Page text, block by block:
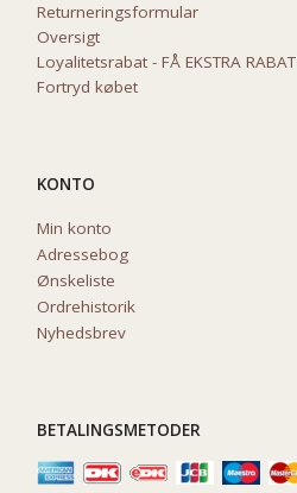
Returneringsformular
Oversigt
Loyalitetsrabat - FÅ EKSTRA RABAT
Fortryd købet
KONTO
Min konto
Adressebog
Ønskeliste
Ordrehistorik
Nyhedsbrev
BETALINGSMETODER